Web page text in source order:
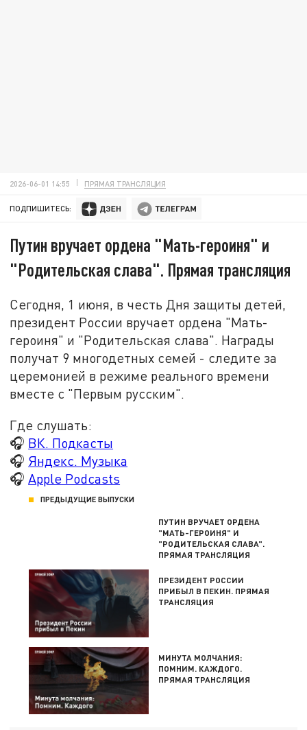
2026-06-01 14:55 ПРЯМАЯ ТРАНСЛЯЦИЯ
ПОДПИШИТЕСЬ:
Путин вручает ордена "Мать-героиня" и
"Родительская слава". Прямая трансляция
Сегодня, 1 июня, в честь Дня защиты детей,
президент России вручает ордена "Мать-
героиня" и "Родительская слава". Награды
получат 9 многодетных семей - следите за
церемонией в режиме реального времени
вместе с "Первым русским".
Где слушать:
🎧 ВК. Подкасты
🎧 Яндекс. Музыка
🎧 Apple Podcasts
ПРЕДЫДУЩИЕ ВЫПУСКИ
ПУТИН ВРУЧАЕТ ОРДЕНА
"МАТЬ-ГЕРОИНЯ" И
"РОДИТЕЛЬСКАЯ СЛАВА".
ПРЯМАЯ ТРАНСЛЯЦИЯ
ПРЕЗИДЕНТ РОССИИ
ПРИБЫЛ В ПЕКИН. ПРЯМАЯ
ТРАНСЛЯЦИЯ
МИНУТА МОЛЧАНИЯ:
ПОМНИМ. КАЖДОГО.
ПРЯМАЯ ТРАНСЛЯЦИЯ